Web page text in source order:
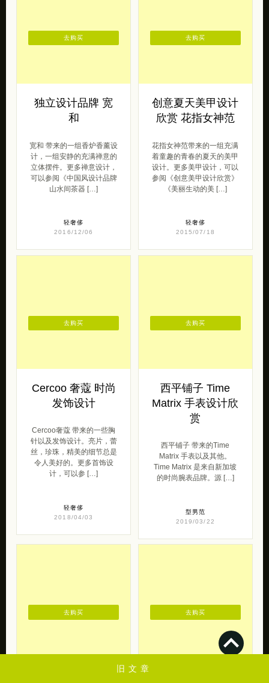
旧文章
独立设计品牌 宽
和
宽和 带来的一组香炉香薰设
计，一组安静的充满禅意的
立体摆件。更多禅意设计，
可以参阅《中国风设计品牌
山水间茶器 […]
轻奢侈
2016/12/06
去购买
创意夏天美甲设计
欣赏 花指女神范
花指女神范带来的一组充满
着童趣的青春的夏天的美甲
设计。更多美甲设计，可以
参阅《创意美甲设计欣赏》
《美丽生动的美 […]
轻奢侈
2015/07/18
去购买
Cercoo 奢蔻 时尚
发饰设计
Cercoo奢蔻 带来的一些胸
针以及发饰设计。亮片，蕾
丝，珍珠，精美的细节总是
令人美好的。更多首饰设
计，可以参 […]
轻奢侈
2018/04/03
去购买
西平铺子 Time
Matrix 手表设计欣
赏
西平铺子 带来的Time
Matrix 手表以及其他。
Time Matrix 是来自新加坡
的时尚腕表品牌。源 […]
型男范
2019/03/22
去购买
去购买 去购买